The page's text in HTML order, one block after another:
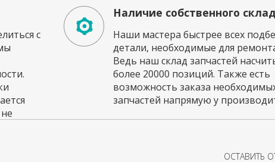
с
Наличие собственного
Наши мастера быстрее всех
детали, необходимые для
Ведь наш склад запчастей
более 20000 позиций. Также есть
возможность заказа
запчастей напрямую у
ОСТАВИТЬ